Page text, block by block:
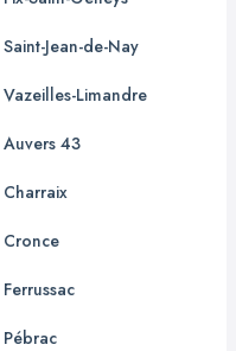
Saint-Jean-de-Nay
Vazeilles-Limandre
Auvers 43
Charraix
Cronce
Ferrussac
Pébrac